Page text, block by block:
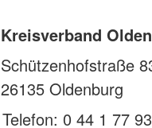
Kreisverband
Schützenhofstraße
26135 Oldenburg
Telefon: 0 44 1 77